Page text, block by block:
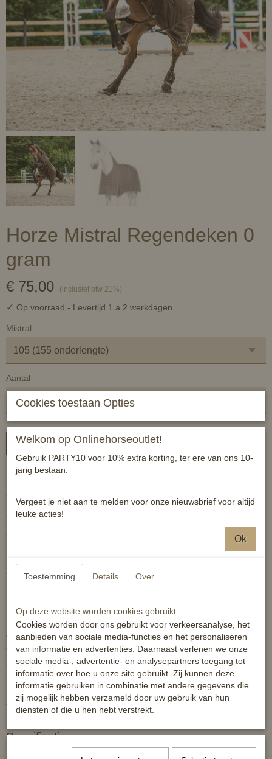
Horze Mistral Regendeken 0
gram
€ 75,00 (inclusief btw 21%)
✓ Op voorraad - Levertijd 1 a 2 werkdagen
Mistral
Aantal
In winkelwagen
Zeer fijne regendeken met uitstekende pasvorm.
-0 grams voering
- minihals ter voorkoming van inregenen
- kruissingels en bilkoorden
- staartflap en loopsplit
- hoog uitgesneden hals om schuren en druk op schoft en
Beschikbare maten, bovenmaat: 85 tm 165*. Levertijd voor niet
weergegeven maten in keuzetabel 1-2 weken (bestellen via
contactformulier, of afwijkende maat vermelden in opmerking)
*Dit komt neer op ondermaat 115 tm 215
Winkelprijs E79,95
Specificaties
189-5
Cookies toestaan Opties
Welkom op Onlinehorseoutlet!
Gebruik PARTY10 voor 10% extra korting, ter ere van ons 10-
jarig bestaan.
Vergeet je niet aan te melden voor onze nieuwsbrief voor altijd
leuke acties!
Ok
Toestemming Details Over
Op deze website worden cookies gebruikt
Cookies worden door ons gebruikt voor verkeersanalyse, het
aanbieden van sociale media-functies en het personaliseren
van informatie en advertenties. Daarnaast verlenen we onze
sociale media-, advertentie- en analysepartners toegang tot
informatie over hoe u onze site gebruikt. Zij kunnen deze
informatie gebruiken in combinatie met andere gegevens die
zij mogelijk hebben verzameld door uw gebruik van hun
diensten of die u hen hebt verstrekt.